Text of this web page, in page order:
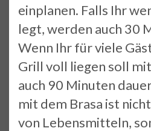
einplanen. Falls Ihr
legt, werden auch 30
Wenn Ihr für viele
Grill voll liegen soll
auch 90 Minuten
mit dem Brasa ist
von Lebensmitteln,